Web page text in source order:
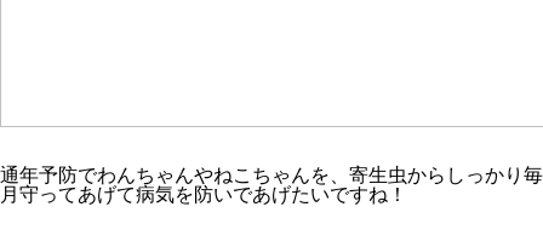
通年予防でわんちゃんやねこちゃんを、寄生虫からしっかり毎
月守ってあげて病気を防いであげたいですね！